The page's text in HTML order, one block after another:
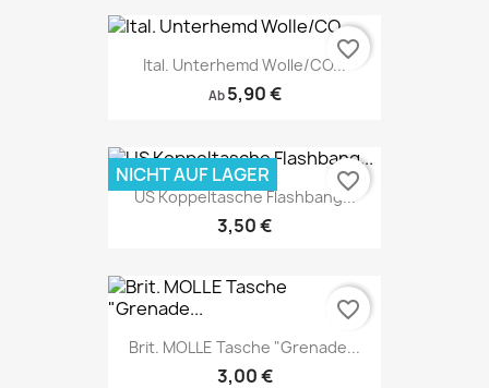
Ital. Unterhemd Wolle/CO...
Ab 5,90 €
favorite_border
US Koppeltasche Flashbang...
3,50 €
NICHT AUF LAGER favorite_border
Brit. MOLLE Tasche "Grenade...
3,00 €
favorite_border